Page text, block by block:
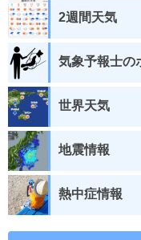
2週間天気
気象予報士の
世界天気
地震情報
熱中症情報